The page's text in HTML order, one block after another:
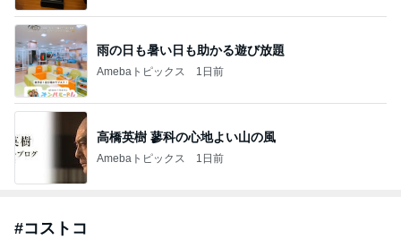
雨の日も暑い日も助かる遊び放題
Amebaトピックス 1日前
高橋英樹 蓼科の心地よい山の風
Amebaトピックス 1日前
#コストコ